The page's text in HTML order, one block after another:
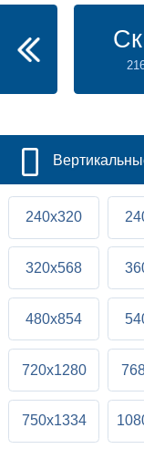
240x320
320x568
480x854
720x1280
750x1334